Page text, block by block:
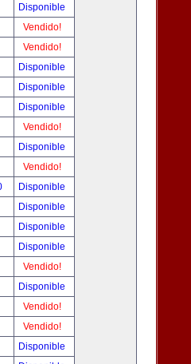
Disponible
Vendido!
Vendido!
Disponible
Disponible
Disponible
Vendido!
Disponible
Vendido!
Disponible
Disponible
Disponible
Disponible
Vendido!
Disponible
Vendido!
Vendido!
Disponible